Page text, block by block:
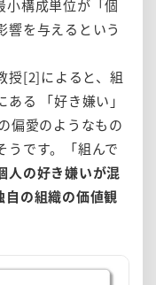
小構成単位が「個
響を与えるという
授[2]によると、組
る 「好き嫌い」
偏愛のようなもの
うです。「組んで
人の好き嫌いが混
自の組織の価値観